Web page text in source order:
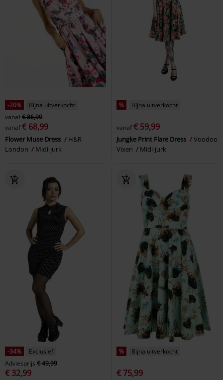
-20%
Bijna uitverkocht
vanaf€ 86,99
vanaf€ 68,99
Flower Muse Dress
H&R
London
Midi-jurk
% Bijna uitverkocht
vanaf€ 59,99
Jungke Print Flare Dress
Voodoo
Vixen
Midi-jurk
-34%
Exclusief
Adviesprijs € 49,99
€ 32,99
% Bijna uitverkocht
€ 75,99